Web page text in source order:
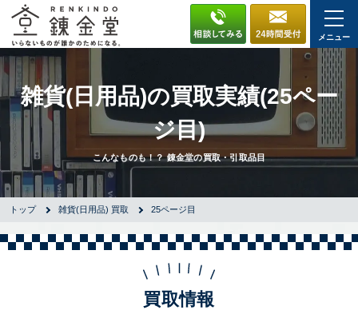
メニュー
雑貨(日用品)の買取実績(25ペー
ジ目)
こんなものも！？ 錬金堂の買取・引取品目
トップ 雑貨(日用品) 買取 25ページ目
買取情報